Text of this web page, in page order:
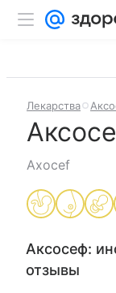
Лекарства
Axocef
Аксосеф:
отзывы